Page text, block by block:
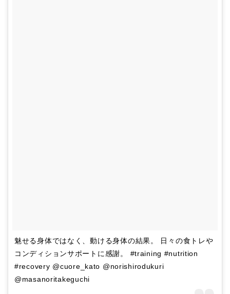
魅せる身体ではなく、動ける身体の結果。 日々の食トレや
コンディションサポートに感謝。 #training #nutrition
#recovery @cuore_kato @norishirodukuri
@masanoritakeguchi